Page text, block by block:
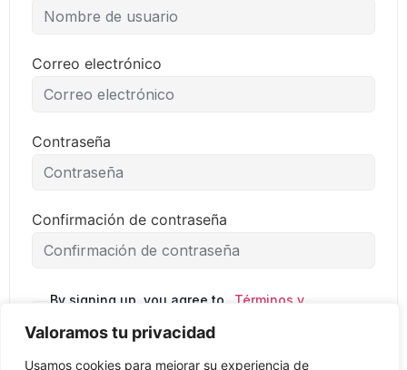
Valoramos tu privacidad
Usamos cookies para mejorar su experiencia de
Correo electrónico
Contraseña
Confirmación de contraseña
By signing up, you agree to
Términos y